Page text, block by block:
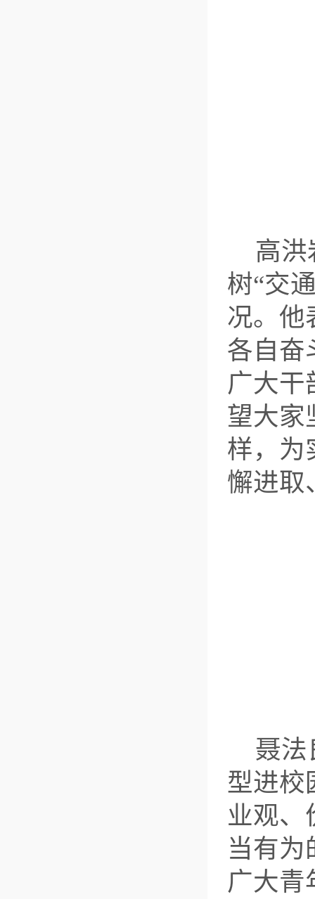
高洪
树“交
况。他
各自奋
广大干
望大家
样，为
懈进取
聂法
型进校
业观、
当有
广大青